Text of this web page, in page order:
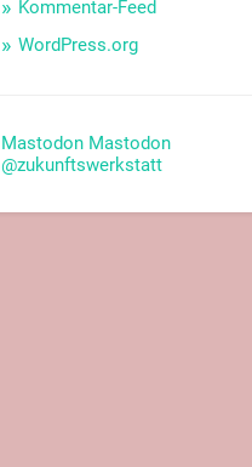
Kommentar-Feed
WordPress.org
Mastodon Mastodon
@zukunftswerkstatt